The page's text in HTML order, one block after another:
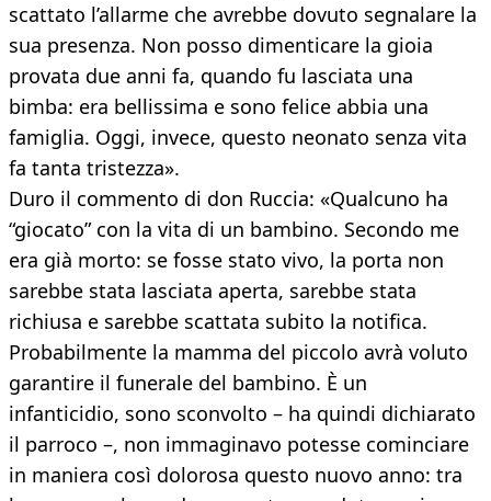
scattato l’allarme che avrebbe dovuto segnalare la
sua presenza. Non posso dimenticare la gioia
provata due anni fa, quando fu lasciata una
bimba: era bellissima e sono felice abbia una
famiglia. Oggi, invece, questo neonato senza vita
fa tanta tristezza».
Duro il commento di don Ruccia: «Qualcuno ha
“giocato” con la vita di un bambino. Secondo me
era già morto: se fosse stato vivo, la porta non
sarebbe stata lasciata aperta, sarebbe stata
richiusa e sarebbe scattata subito la notifica.
Probabilmente la mamma del piccolo avrà voluto
garantire il funerale del bambino. È un
infanticidio, sono sconvolto – ha quindi dichiarato
il parroco –, non immaginavo potesse cominciare
in maniera così dolorosa questo nuovo anno: tra